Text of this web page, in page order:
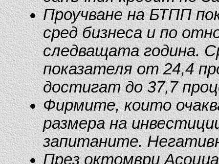
Проучване на БТПП
сред бизнеса и по
следващата година.
показателя от 24,4
достигат до 37,7
Фирмите, които
размера на
запитаните.
През октомври